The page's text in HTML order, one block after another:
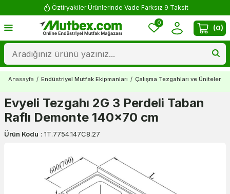
Öztiryakiler Ürünlerinde Vade Farksız 9 Taksit
0
(0)
Anasayfa / Endüstriyel Mutfak Ekipmanları / Çalışma Tezgahları ve Üniteler
Evyeli Tezgahı 2G 3 Perdeli Taban
Raflı Demonte 140x70 cm
Ürün Kodu : 1T.7754.147C8.27